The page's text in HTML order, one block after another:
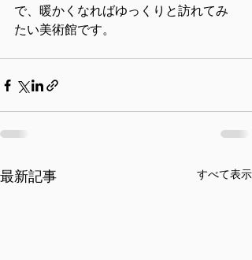
で、暖かくなればゆっくりと訪れてみ
たい美術館です。
最新記事 すべて表示